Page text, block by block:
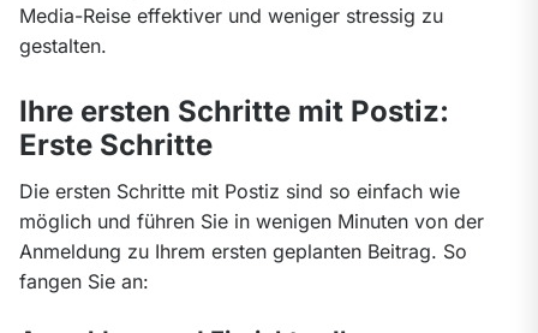
Media-Reise effektiver und weniger stressig zu
gestalten.
Ihre ersten Schritte mit Postiz:
Erste Schritte
Die ersten Schritte mit Postiz sind so einfach wie
möglich und führen Sie in wenigen Minuten von der
Anmeldung zu Ihrem ersten geplanten Beitrag. So
fangen Sie an: